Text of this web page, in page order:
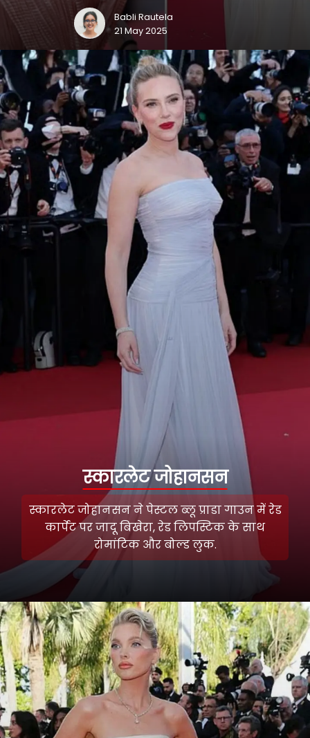
Babli Rautela
21 May 2025
स्कारलेट जोहानसन
स्कारलेट जोहानसन ने पेस्टल ब्लू प्राडा गाउन में रेड
कार्पेट पर जादू बिखेरा, रेड लिपस्टिक के साथ
रोमांटिक और बोल्ड लुक.